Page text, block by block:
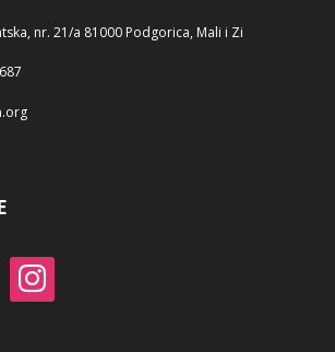
nr. 21/a 81000 Podgorica, Mali i Zi